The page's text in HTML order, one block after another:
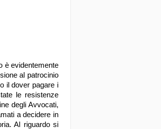
è evidentemente
al patrocinio
il dover pagare i
le resistenze
degli Avvocati,
a decidere in
Al riguardo si